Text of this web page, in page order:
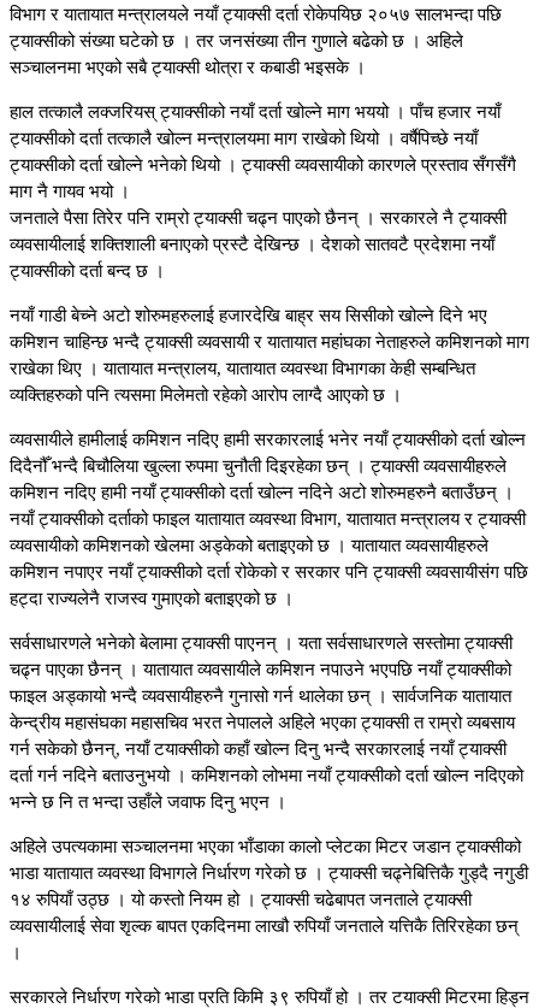
विभाग र यातायात मन्त्रालयले नयाँ ट्याक्सी दर्ता रोकेपयिछ २०५७ सालभन्दा पछि
ट्याक्सीको संख्या घटेको छ । तर जनसंख्या तीन गुणाले बढेको छ । अहिले
सञ्चालनमा भएको सबै ट्याक्सी थोत्रा र कबाडी भइसके ।
हाल तत्कालै लक्जरियस् ट्याक्सीको नयाँ दर्ता खोल्ने माग भययो । पाँच हजार नयाँ
ट्याक्सीको दर्ता तत्कालै खोल्न मन्त्रालयमा माग राखेको थियो । वर्षैपिच्छे नयाँ
ट्याक्सीको दर्ता खोल्ने भनेको थियो । ट्याक्सी व्यवसायीको कारणले प्रस्ताव सँगसँगै
माग नै गायव भयो ।
जनताले पैसा तिरेर पनि राम्रो ट्याक्सी चढ्न पाएको छैनन् । सरकारले नै ट्याक्सी
व्यवसायीलाई शक्तिशाली बनाएको प्रस्टै देखिन्छ । देशको सातवटै प्रदेशमा नयाँ
ट्याक्सीको दर्ता बन्द छ ।
नयाँ गाडी बेच्ने अटो शोरुमहरुलाई हजारदेखि बाह्र सय सिसीको खोल्ने दिने भए
कमिशन चाहिन्छ भन्दै ट्याक्सी व्यवसायी र यातायात महांघका नेताहरुले कमिशनको माग
राखेका थिए । यातायात मन्त्रालय, यातायात व्यवस्था विभागका केही सम्बन्धित
व्यक्तिहरुको पनि त्यसमा मिलेमतो रहेको आरोप लाग्दै आएको छ ।
व्यवसायीले हामीलाई कमिशन नदिए हामी सरकारलाई भनेर नयाँ ट्याक्सीको दर्ता खोल्न
दिदैनौँ भन्दै बिचौलिया खुल्ला रुपमा चुनौती दिइरहेका छन् । ट्याक्सी व्यवसायीहरुले
कमिशन नदिए हामी नयाँ ट्याक्सीको दर्ता खोल्न नदिने अटो शोरुमहरुनै बताउँछन् ।
नयाँ ट्याक्सीको दर्ताको फाइल यातायात व्यवस्था विभाग, यातायात मन्त्रालय र ट्याक्सी
व्यवसायीको कमिशनको खेलमा अड्केको बताइएको छ । यातायात व्यवसायीहरुले
कमिशन नपाएर नयाँ ट्याक्सीको दर्ता रोकेको र सरकार पनि ट्याक्सी व्यवसायीसंग पछि
हट्दा राज्यलेनै राजस्व गुमाएको बताइएको छ ।
सर्वसाधारणले भनेको बेलामा ट्याक्सी पाएनन् । यता सर्वसाधारणले सस्तोमा ट्याक्सी
चढ्न पाएका छैनन् । यातायात व्यवसायीले कमिशन नपाउने भएपछि नयाँ ट्याक्सीको
फाइल अड्कायो भन्दै व्यवसायीहरुनै गुनासो गर्न थालेका छन् । सार्वजनिक यातायात
केन्द्रीय महासंघका महासचिव भरत नेपालले अहिले भएका ट्याक्सी त राम्रो व्यबसाय
गर्न सकेको छैनन्, नयाँ टयाक्सीको कहाँ खोल्न दिनु भन्दै सरकारलाई नयाँ ट्याक्सी
दर्ता गर्न नदिने बताउनुभयो । कमिशनको लोभमा नयाँ ट्याक्सीको दर्ता खोल्न नदिएको
भन्ने छ नि त भन्दा उहाँले जवाफ दिनु भएन ।
अहिले उपत्यकामा सञ्चालनमा भएका भाँडाका कालो प्लेटका मिटर जडान ट्याक्सीको
भाडा यातायात व्यवस्था विभागले निर्धारण गरेको छ । ट्याक्सी चढ्नेबित्तिकै गुड्दै नगुडी
१४ रुपियाँ उठ्छ । यो कस्तो नियम हो । ट्याक्सी चढेबापत जनताले ट्याक्सी
व्यवसायीलाई सेवा शृल्क बापत एकदिनमा लाखौ रुपियाँ जनताले यत्तिकै तिरिरहेका छन्
।
सरकारले निर्धारण गरेको भाडा प्रति किमि ३९ रुपियाँ हो । तर टयाक्सी मिटरमा हिड्न